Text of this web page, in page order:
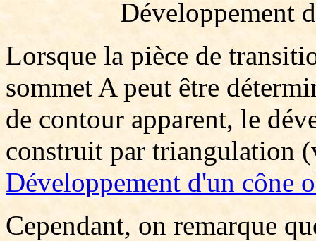
Développement
Lorsque la pièce de
sommet A peut être
de contour apparent, le
construit par triangulation
Développement d'un cône
Cependant, on remarque